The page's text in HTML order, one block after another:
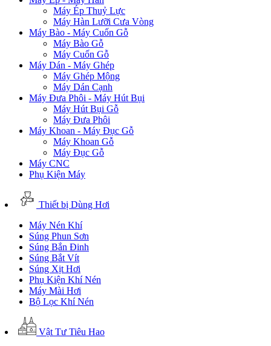
Máy Ép Thuỷ Lực
Máy Hàn Lưỡi Cưa Vòng
Máy Bào - Máy Cuốn Gỗ
Máy Bào Gỗ
Máy Cuốn Gỗ
Máy Dán - Máy Ghép
Máy Ghép Mộng
Máy Dán Cạnh
Máy Đưa Phôi - Máy Hút Bụi
Máy Hút Bụi Gỗ
Máy Đưa Phôi
Máy Khoan - Máy Đục Gỗ
Máy Khoan Gỗ
Máy Đục Gỗ
Máy CNC
Phụ Kiện Máy
Thiết bị Dùng Hơi
Máy Nén Khí
Súng Phun Sơn
Súng Bắn Đinh
Súng Bắt Vít
Súng Xịt Hơi
Phụ Kiện Khí Nén
Máy Mài Hơi
Bộ Lọc Khí Nén
Vật Tư Tiêu Hao